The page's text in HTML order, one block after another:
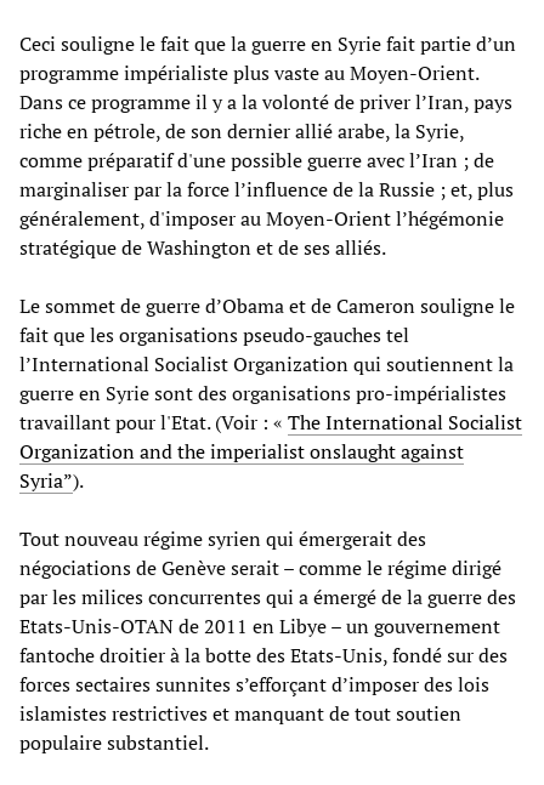
Ceci souligne le fait que la guerre en Syrie fait partie d’un
programme impérialiste plus vaste au Moyen-Orient.
Dans ce programme il y a la volonté de priver l’Iran, pays
riche en pétrole, de son dernier allié arabe, la Syrie,
comme préparatif d'une possible guerre avec l’Iran ; de
marginaliser par la force l’influence de la Russie ; et, plus
généralement, d'imposer au Moyen-Orient l’hégémonie
stratégique de Washington et de ses alliés.
Le sommet de guerre d’Obama et de Cameron souligne le
fait que les organisations pseudo-gauches tel
l’International Socialist Organization qui soutiennent la
guerre en Syrie sont des organisations pro-impérialistes
travaillant pour l'Etat. (Voir : « The International Socialist
Organization and the imperialist onslaught against
Syria”).
Tout nouveau régime syrien qui émergerait des
négociations de Genève serait – comme le régime dirigé
par les milices concurrentes qui a émergé de la guerre des
Etats-Unis-OTAN de 2011 en Libye – un gouvernement
fantoche droitier à la botte des Etats-Unis, fondé sur des
forces sectaires sunnites s’efforçant d’imposer des lois
islamistes restrictives et manquant de tout soutien
populaire substantiel.